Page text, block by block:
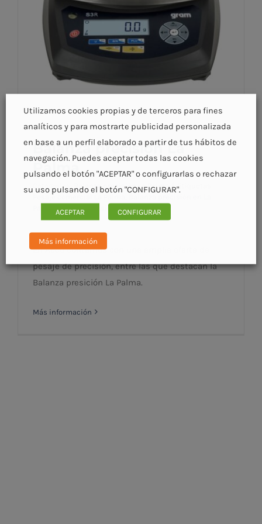
Balanza precisión La Palma
Balanza precisión La
Palma
Categorías: Balanza precisión La Palma | Etiquetas:
Pesaje comercial La Palma
, Pesaje precisión La Palma
En Acco contamos con una amplia oferta de
pesaje de precisión, entre las que destacan la
Balanza presición La Palma.
Más información
Utilizamos cookies propias y de terceros para fines
analíticos y para mostrarte publicidad personalizada
en base a un perfil elaborado a partir de tus hábitos de
navegación. Puedes aceptar todas las cookies
pulsando el botón "ACEPTAR" o configurarlas o rechazar
su uso pulsando el botón "CONFIGURAR".
ACEPTAR CONFIGURAR
Más información